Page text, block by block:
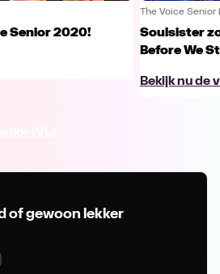
Senior 2020!
The Voice Senior
Soulsister
Before We
Bekijk nu de
of gewoon lekker